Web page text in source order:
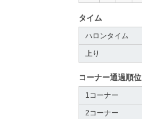
タイム
ハロンタイム
上り
コーナー通過順位
1コーナー
2コーナー